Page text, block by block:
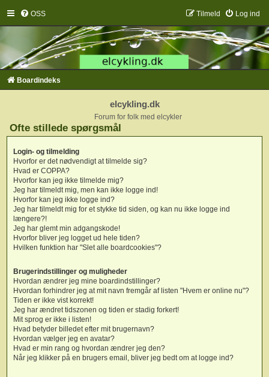
OSS Log ind
Tilmeld
Boardindeks
elcykling.dk
Forum for folk med elcykler
Ofte stillede spørgsmål
Login- og tilmelding
Hvorfor er det nødvendigt at tilmelde sig?
Hvad er COPPA?
Hvorfor kan jeg ikke tilmelde mig?
Jeg har tilmeldt mig, men kan ikke logge ind!
Hvorfor kan jeg ikke logge ind?
Jeg har tilmeldt mig for et stykke tid siden, og kan nu ikke logge ind
længere?!
Jeg har glemt min adgangskode!
Hvorfor bliver jeg logget ud hele tiden?
Hvilken funktion har "Slet alle boardcookies"?
Brugerindstillinger og muligheder
Hvordan ændrer jeg mine boardindstillinger?
Hvordan forhindrer jeg at mit navn fremgår af listen "Hvem er online nu"?
Tiden er ikke vist korrekt!
Jeg har ændret tidszonen og tiden er stadig forkert!
Mit sprog er ikke i listen!
Hvad betyder billedet efter mit brugernavn?
Hvordan vælger jeg en avatar?
Hvad er min rang og hvordan ændrer jeg den?
Når jeg klikker på en brugers email, bliver jeg bedt om at logge ind?